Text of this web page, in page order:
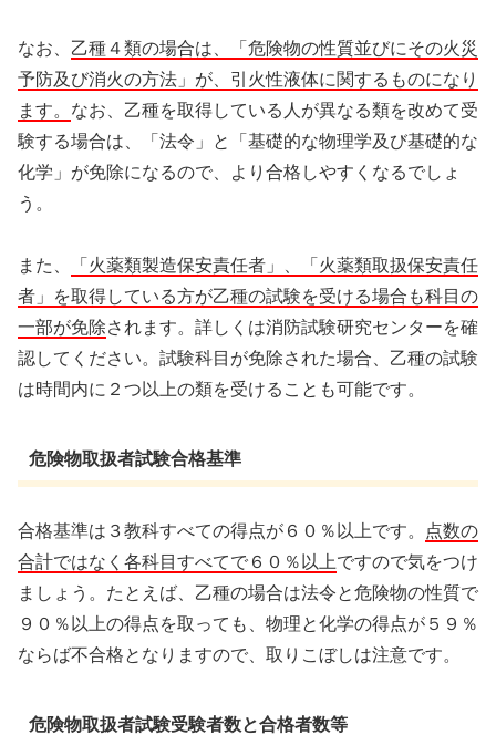
なお、 乙種４類の場合は、「危険物の性質並びにその火災
予防及び消火の方法」が、引火性液体に関するものになり
ます。 なお、乙種を取得している人が異なる類を改めて受
験する場合は、「法令」と「基礎的な物理学及び基礎的な
化学」が免除になるので、より合格しやすくなるでしょ
う。
また、
「火薬類製造保安責任者」、「火薬類取扱保安責任
者」を取得している方が乙種の試験を受ける場合も科目の
一部が免除されます。詳しくは消防試験研究センターを確
認してください。試験科目が免除された場合、乙種の試験
は時間内に２つ以上の類を受けることも可能です。
危険物取扱者試験合格基準
合格基準は３教科すべての得点が６０％以上です。
点数の
合計ではなく各科目すべてで６０％以上ですので気をつけ
ましょう。たとえば、乙種の場合は法令と危険物の性質で
９０％以上の得点を取っても、物理と化学の得点が５９％
ならば不合格となりますので、取りこぼしは注意です。
危険物取扱者試験受験者数と合格者数等